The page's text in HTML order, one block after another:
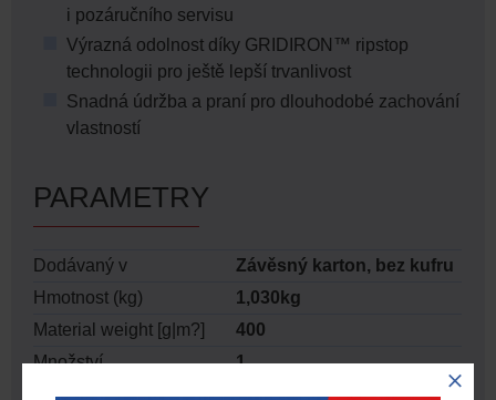
i pozáručního servisu
Výrazná odolnost díky GRIDIRON™ ripstop
technologii pro ještě lepší trvanlivost
Snadná údržba a praní pro dlouhodobé zachování
vlastností
PARAMETRY
Dodávaný v
Závěsný karton, bez kufru
Hmotnost (kg)
1,030kg
Material weight [g|m?]
400
Množství
1
Packaging [inner|master] 1 / 8